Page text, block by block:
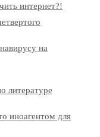
интернет?!
на
литературе
иноагентом для